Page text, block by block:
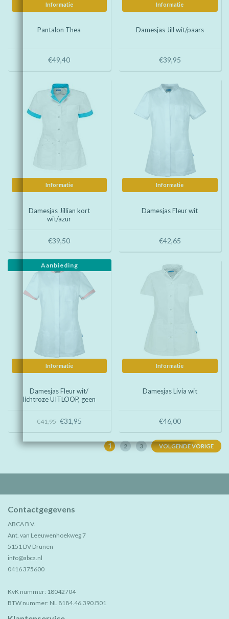
Informatie
Pantalon Thea
€49,40
Informatie
Damesjas Jill wit/paars
€39,95
Informatie
Damesjas Jillian kort
wit/azur
€39,50
Informatie
Damesjas Fleur wit
€42,65
Aanbieding
Informatie
Damesjas Fleur wit/
lichtroze UITLOOP, geen
€41,95 €31,95
Informatie
Damesjas Livia wit
€46,00
1 2 3 VOLGENDE VORIGE
Contactgegevens
ABCA B.V.
Ant. van Leeuwenhoekweg 7
5151 DV Drunen
info@abca.nl
0416 375600
KvK nummer: 18042704
BTW nummer: NL 8184.46.390.B01